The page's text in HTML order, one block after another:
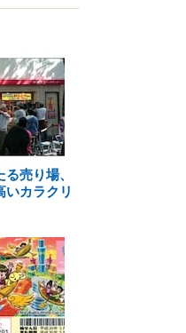
売り場、
いカラクリ